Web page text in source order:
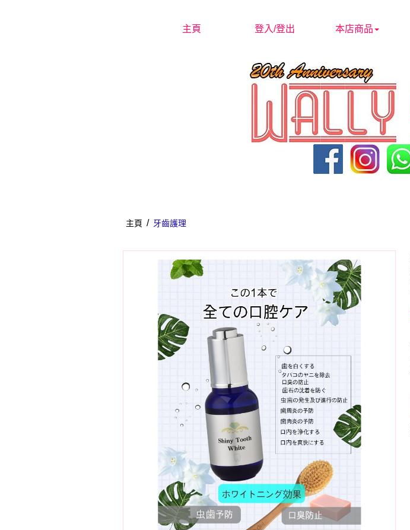
主頁 登入/登出 本店商品
主頁 / 牙齒護理